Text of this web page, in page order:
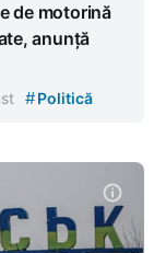
de motorină
anunță
#Politică